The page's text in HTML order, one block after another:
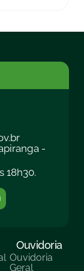
-
18h30.
Ouvidoria
Ouvidoria
Geral